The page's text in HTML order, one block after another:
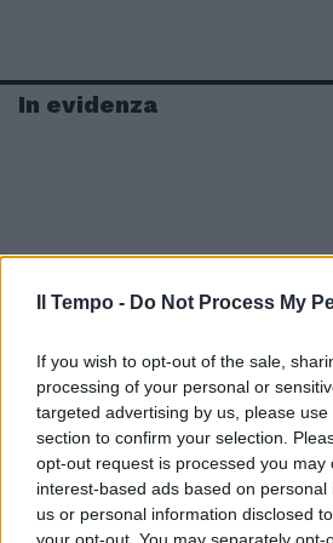
Il Tempo - Do Not Process My
If you wish to opt-out of the sale,
processing of your personal or
targeted advertising by us, please
section to confirm your selection.
opt-out request is processed you may
interest-based ads based on
us or personal information disclosed
In evidenza